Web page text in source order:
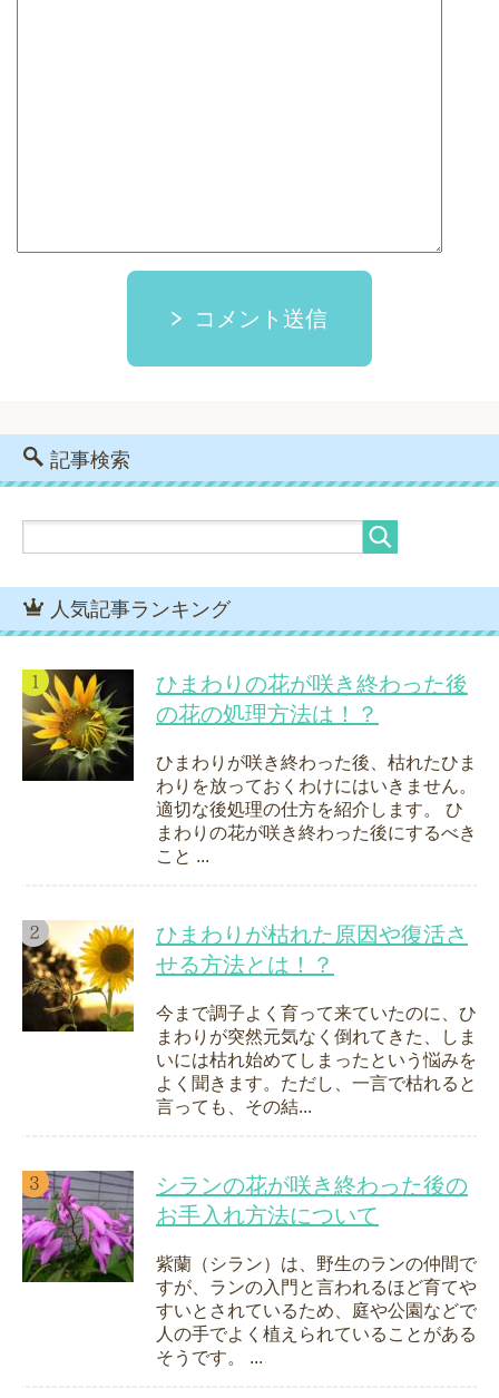
コメント送信
記事検索
人気記事ランキング
ひまわりの花が咲き終わった後
の花の処理方法は！？
ひまわりが咲き終わった後、枯れたひま
わりを放っておくわけにはいきません。
適切な後処理の仕方を紹介します。 ひ
まわりの花が咲き終わった後にするべき
こと ...
ひまわりが枯れた原因や復活さ
せる方法とは！？
今まで調子よく育って来ていたのに、ひ
まわりが突然元気なく倒れてきた、しま
いには枯れ始めてしまったという悩みを
よく聞きます。ただし、一言で枯れると
言っても、その結...
シランの花が咲き終わった後の
お手入れ方法について
紫蘭（シラン）は、野生のランの仲間で
すが、ランの入門と言われるほど育てや
すいとされているため、庭や公園などで
人の手でよく植えられていることがある
そうです。 ...